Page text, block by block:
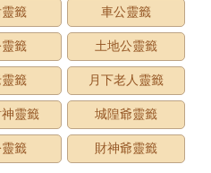
籤 車公靈籤
籤 土地公靈籤
靈籤 月下老人靈籤
靈籤 城隍爺靈籤
籤 財神爺靈籤